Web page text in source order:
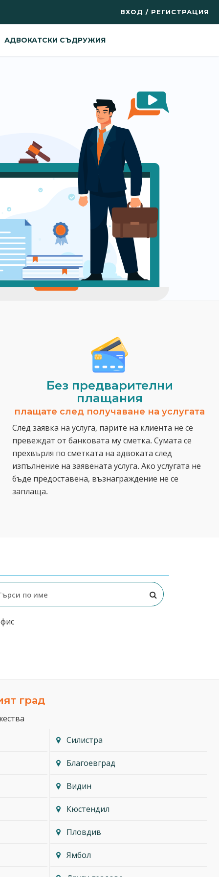
ВХОД / РЕГИСТРАЦИЯ
АДВОКАТСКИ СЪДРУЖИЯ
Без предварителни
плащания
плащате след получаване на услугата
След заявка на услуга, парите на клиента не се
превеждат от банковата му сметка. Сумата се
прехвърля по сметката на адвоката след
изпълнение на заявената услуга. Ако услугата не
бъде предоставена, възнаграждение не се
заплаща.
град
Силистра
Благоевград
Видин
Кюстендил
Пловдив
Ямбол